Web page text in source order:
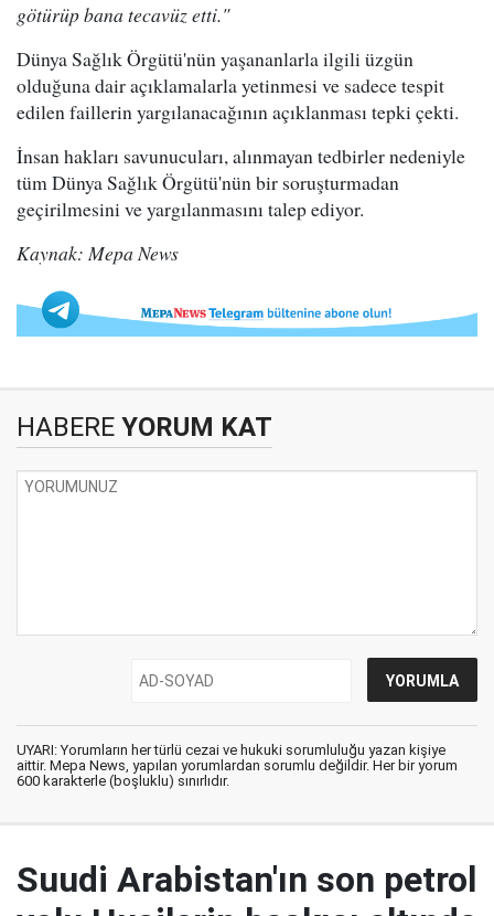
götürüp bana tecavüz etti."
Dünya Sağlık Örgütü'nün yaşananlarla ilgili üzgün
olduğuna dair açıklamalarla yetinmesi ve sadece tespit
edilen faillerin yargılanacağının açıklanması tepki çekti.
İnsan hakları savunucuları, alınmayan tedbirler nedeniyle
tüm Dünya Sağlık Örgütü'nün bir soruşturmadan
geçirilmesini ve yargılanmasını talep ediyor.
Kaynak: Mepa News
HABERE YORUM KAT
UYARI: Yorumların her türlü cezai ve hukuki sorumluluğu yazan kişiye
aittir. Mepa News, yapılan yorumlardan sorumlu değildir. Her bir yorum
600 karakterle (boşluklu) sınırlıdır.
Suudi Arabistan'ın son petrol